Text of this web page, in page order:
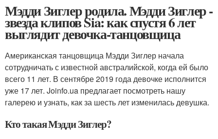
Мэдди Зиглер родила. Мэдди Зиглер -
звезда клипов Sia: как спустя 6 лет
выглядит девочка-танцовщица
Американская танцовщица Мэдди Зиглер начала
сотрудничать с известной австралийской, когда ей было
всего 11 лет. В сентябре 2019 года девочке исполнится
уже 17 лет. Joinfo.ua предлагает посмотреть нашу
галерею и узнать, как за шесть лет изменилась девушка.
Кто такая Мэдди Зиглер?